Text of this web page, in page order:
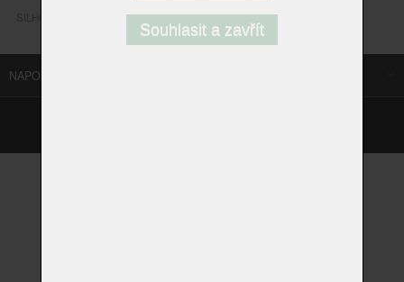
NAPOSLEDY NAVŠTÍVENÉ ODKAZY
Souhlasit a zavřít